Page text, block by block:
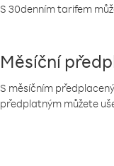
S 30denním tarifem
Měsíční
S měsíčním
předplatným můžete